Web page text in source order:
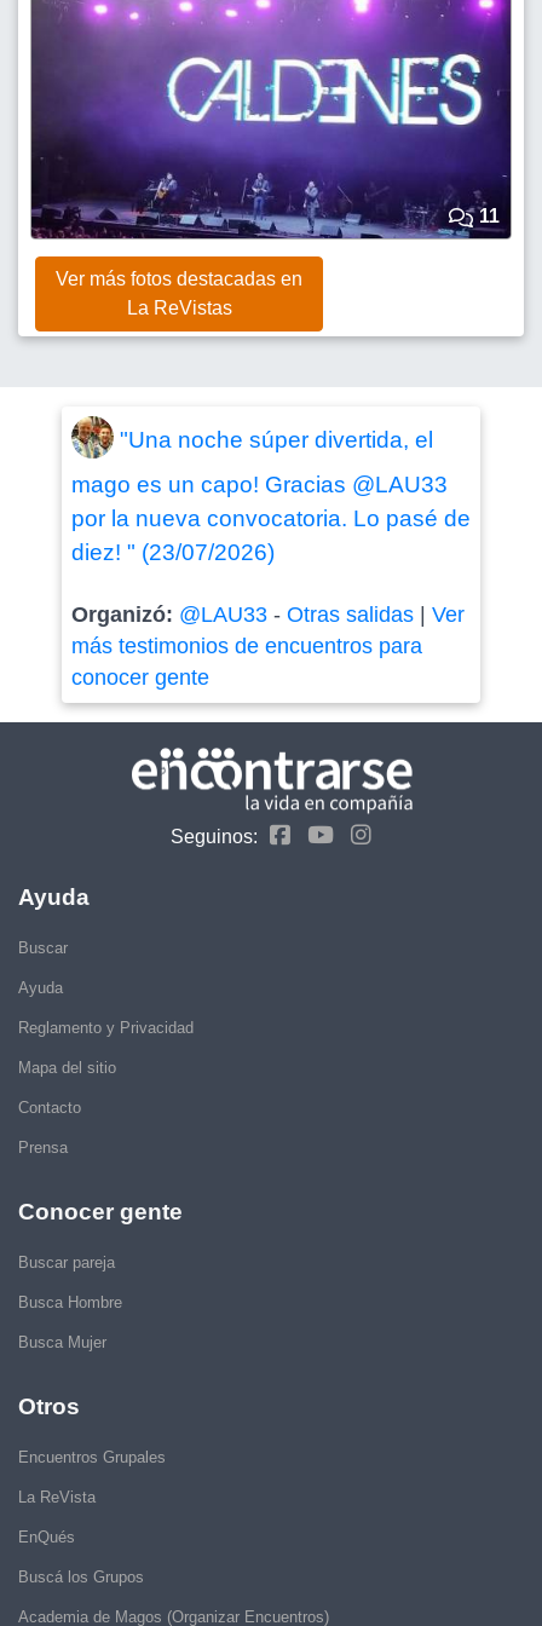
11
Ver más fotos destacadas en
La ReVistas
"Una noche súper divertida, el
mago es un capo! Gracias @LAU33
por la nueva convocatoria. Lo pasé de
diez! " (23/07/2026)
Organizó: @LAU33- Otras salidas| Ver
más testimonios de encuentros para
conocer gente
Seguinos:
Ayuda
Buscar
Ayuda
Reglamento y Privacidad
Mapa del sitio
Contacto
Prensa
Conocer gente
Buscar pareja
Busca Hombre
Busca Mujer
Otros
Encuentros Grupales
La ReVista
EnQués
Buscá los Grupos
Academia de Magos (Organizar Encuentros)